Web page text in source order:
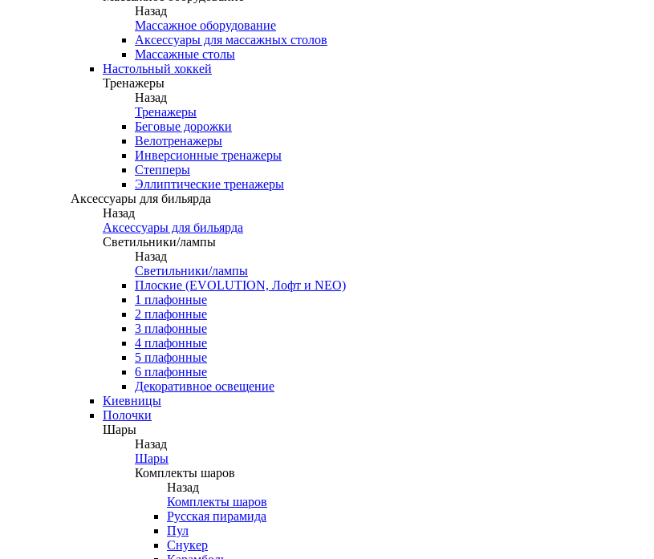
Назад
Массажное оборудование
Аксессуары для массажных столов
Массажные столы
Настольный хоккей
Тренажеры
Назад
Тренажеры
Беговые дорожки
Велотренажеры
Инверсионные тренажеры
Степперы
Эллиптические тренажеры
Аксессуары для бильярда
Назад
Аксессуары для бильярда
Светильники/лампы
Назад
Светильники/лампы
Плоские (EVOLUTION, Лофт и NEO)
1 плафонные
2 плафонные
3 плафонные
4 плафонные
5 плафонные
6 плафонные
Декоративное освещение
Киевницы
Полочки
Шары
Назад
Шары
Комплекты шаров
Назад
Комплекты шаров
Русская пирамида
Пул
Снукер